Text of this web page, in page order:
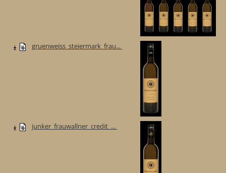
gruenweiss_steiermark_frau...
junker_frauwallner_credit_...